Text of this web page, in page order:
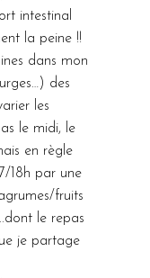
intestinal
la peine !!
dans mon
des
les
le midi, le
en règle
18h par une
fruits
le repas
je partage